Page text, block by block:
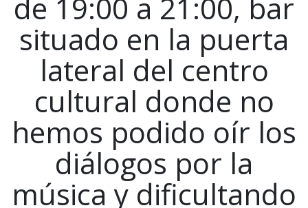
situado en la puerta
lateral del centro
cultural donde no
hemos podido oír los
diálogos por la
música y dificultando